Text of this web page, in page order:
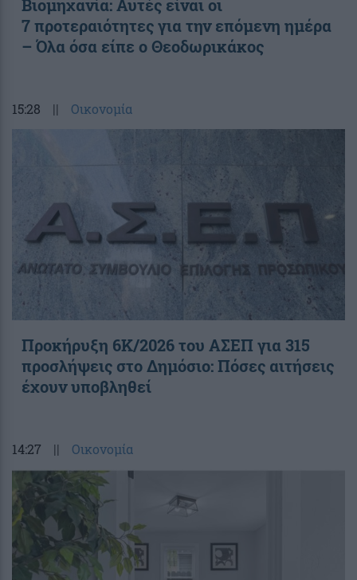
Βιομηχανία: Αυτές είναι οι
7 προτεραιότητες για την επόμενη ημέρα
– Όλα όσα είπε ο Θεοδωρικάκος
15:28 || Οικονομία
Προκήρυξη 6Κ/2026 του ΑΣΕΠ για 315
προσλήψεις στο Δημόσιο: Πόσες αιτήσεις
έχουν υποβληθεί
14:27 || Οικονομία